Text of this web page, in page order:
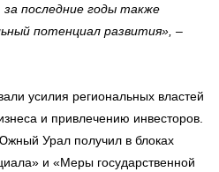
за последние годы также
потенциал развития», –
усилия региональных властей
и привлечению инвесторов.
Урал получил в блоках
и «Меры государственной